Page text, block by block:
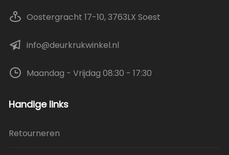
Oostergracht 17-10, 3763LX Soest
info@deurkrukwinkel.nl
Maandag - Vrijdag 08:30 - 17:30
Handige links
Retourneren